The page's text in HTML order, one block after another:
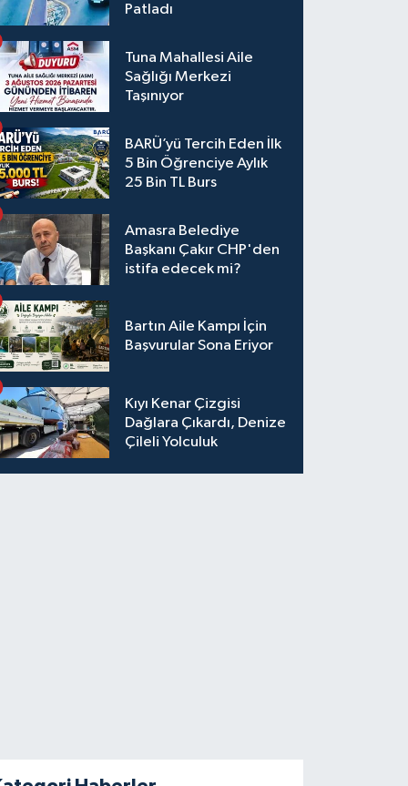
Patladı
Tuna Mahallesi Aile
Sağlığı Merkezi
Taşınıyor
BARÜ’yü Tercih Eden İlk
5 Bin Öğrenciye Aylık
25 Bin TL Burs
Amasra Belediye
Başkanı Çakır CHP'den
istifa edecek mi?
Bartın Aile Kampı İçin
Başvurular Sona Eriyor
Kıyı Kenar Çizgisi
Dağlara Çıkardı, Denize
Çileli Yolculuk